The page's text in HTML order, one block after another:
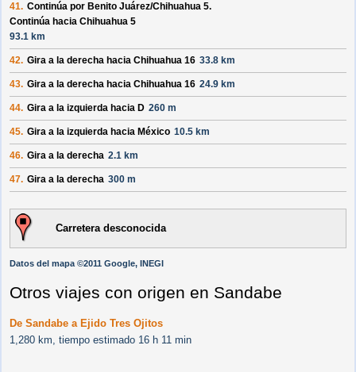
41. Continúa por Benito Juárez/Chihuahua 5.
Continúa hacia Chihuahua 5
93.1 km
42. Gira a la derecha hacia Chihuahua 16 33.8 km
43. Gira a la derecha hacia Chihuahua 16 24.9 km
44. Gira a la izquierda hacia D 260 m
45. Gira a la izquierda hacia México 10.5 km
46. Gira a la derecha 2.1 km
47. Gira a la derecha 300 m
Carretera desconocida
Datos del mapa ©2011 Google, INEGI
Otros viajes con origen en Sandabe
De Sandabe a Ejido Tres Ojitos
1,280 km, tiempo estimado 16 h 11 min